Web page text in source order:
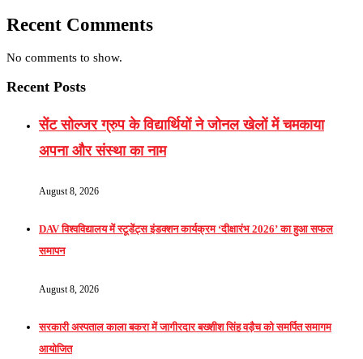
Recent Comments
No comments to show.
Recent Posts
सेंट सोल्जर ग्रुप के विद्यार्थियों ने जोनल खेलों में चमकाया
अपना और संस्था का नाम
August 8, 2026
DAV विश्वविद्यालय में स्टूडेंट्स इंडक्शन कार्यक्रम ‘दीक्षारंभ 2026’ का हुआ सफल
समापन
August 8, 2026
सरकारी अस्पताल काला बकरा में जागीरदार बख्शीश सिंह वड़ैच को समर्पित समागम
आयोजित